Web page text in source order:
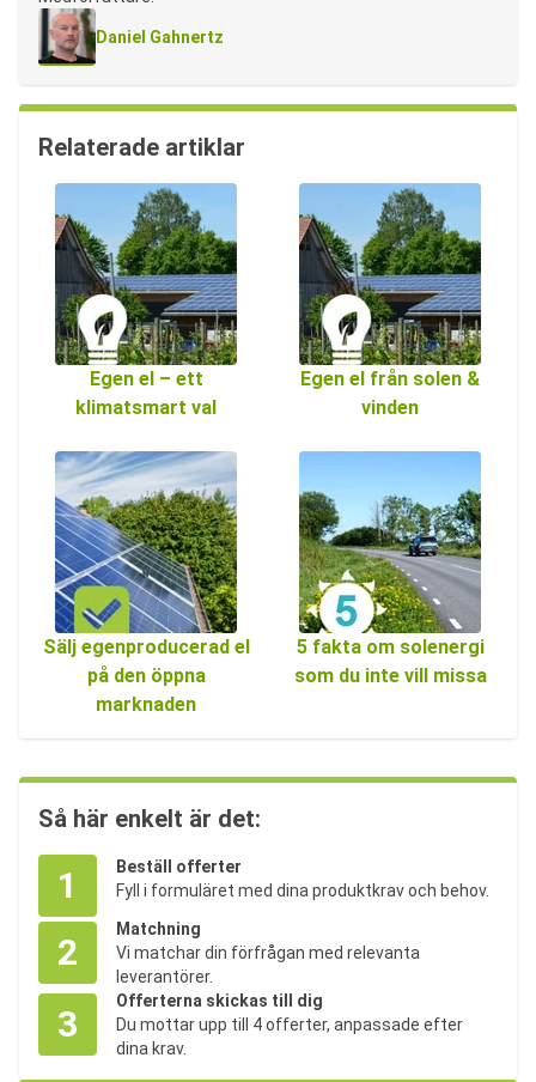
Daniel Gahnertz
Relaterade artiklar
Egen el – ett
klimatsmart val
Egen el från solen &
vinden
Sälj egenproducerad el
på den öppna
marknaden
5 fakta om solenergi
som du inte vill missa
Så här enkelt är det:
1
Beställ offerter
Fyll i formuläret med dina produktkrav och behov.
2
Matchning
Vi matchar din förfrågan med relevanta
leverantörer.
3
Offerterna skickas till dig
Du mottar upp till 4 offerter, anpassade efter
dina krav.